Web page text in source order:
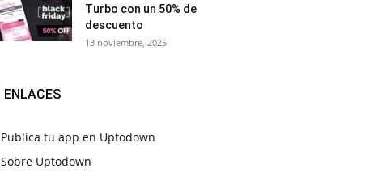
Turbo con un 50% de
descuento
13 noviembre, 2025
ENLACES
Publica tu app en Uptodown
Sobre Uptodown